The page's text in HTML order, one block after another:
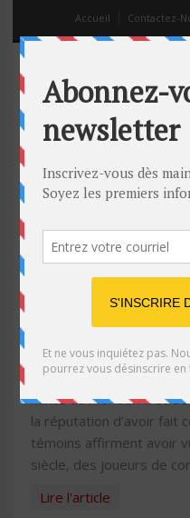
Accueil Contactez-
parnormal
Les lieux les plus
Off
hôpital hanté,Italie,
maisons hantées,parnormal
1- Le château
hanté du monde. Avec
la réputation d’avoir fait
témoins affirment avoir
siècle, des joueurs de
Lire l'article